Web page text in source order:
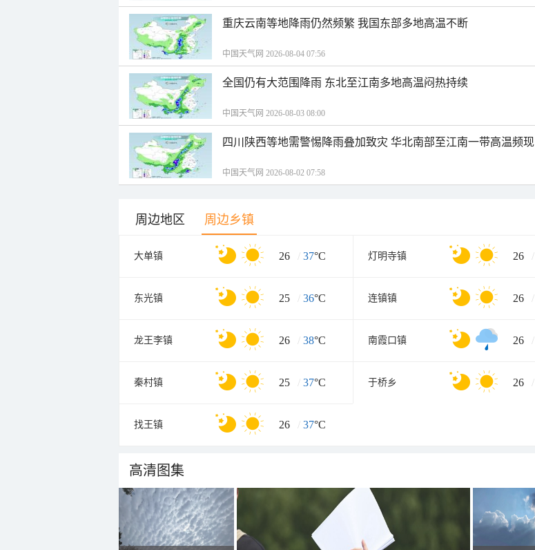
重庆云南等地降雨仍然频繁 我国东部多地高温不断
中国天气网 2026-08-04 07:56
全国仍有大范围降雨 东北至江南多地高温闷热持续
中国天气网 2026-08-03 08:00
四川陕西等地需警惕降雨叠加致灾 华北南部至江南一带高温频现
中国天气网 2026-08-02 07:58
周边地区 周边乡镇
大单镇 26 / 37°C 灯明寺镇 26 /
东光镇 25 / 36°C 连镇镇 26 /
龙王李镇 26 / 38°C 南霞口镇 26 /
秦村镇 25 / 37°C 于桥乡 26 /
找王镇 26 / 37°C
高清图集